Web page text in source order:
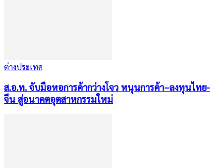
ต่างประเทศ
ส.อ.ท. จับมือหอการค้ากว่างโจว หนุนการค้า–ลงทุนไทย-
จีน สู่อนาคตอุตสาหกรรมใหม่